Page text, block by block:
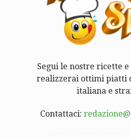
Segui le nostre ricette
realizzerai ottimi piatti
italiana e
Contattaci: